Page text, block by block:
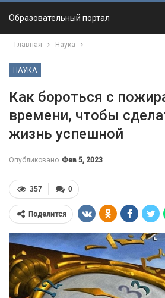
Образовательный портал
Главная Наука
НАУКА
Как бороться с
времени, чтобы
жизнь успешной
Опубликовано Фев 5, 2023
0
357
Поделится